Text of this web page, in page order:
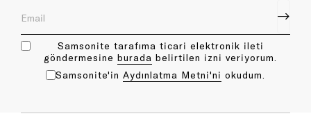
Samsonite tarafıma ticari elektronik ileti
göndermesine bu rada belirtilen izni veriyorum.
Samsonite'in Aydınlatma Metni'ni okudum.